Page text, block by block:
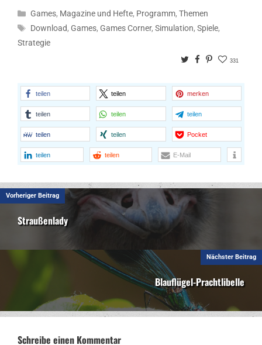
Kategorien
Games, Magazine und Hefte, Programm,Themen
Schlagwörter
Download,Games,Games Corner,Simulation,Spiele,
Strategie
TwitterFacebook
Pinterest
331
teilen teilen merken
teilen teilen teilen
teilen teilen Pocket
teilen teilen E-Mail
Vorheriger Beitrag
Straußenlady
Nächster Beitrag
Blauflügel-Prachtlibelle
Schreibe einen Kommentar